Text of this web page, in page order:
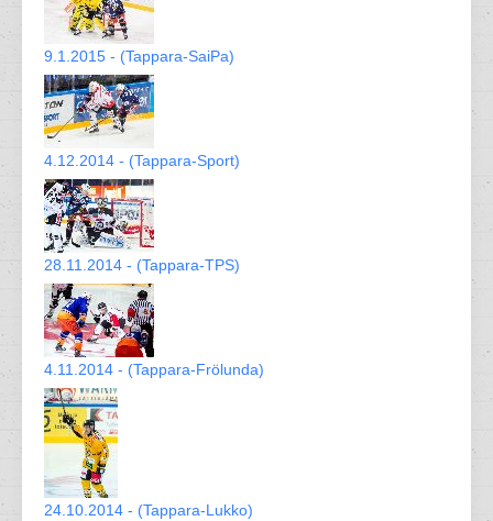
9.1.2015 - (Tappara-SaiPa)
4.12.2014 - (Tappara-Sport)
28.11.2014 - (Tappara-TPS)
4.11.2014 - (Tappara-Frölunda)
24.10.2014 - (Tappara-Lukko)